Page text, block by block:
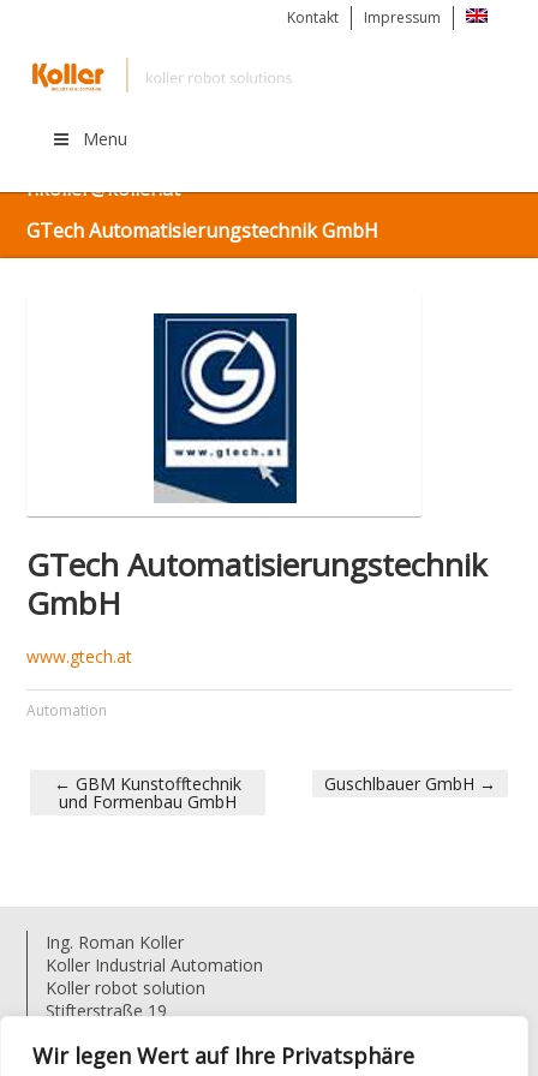
Wir legen Wert auf Ihre Privatsphäre
Impressum
Kontakt
Menu
r.koller@koller.at
GTech Automatisierungstechnik GmbH
GTech Automatisierungstechnik
GmbH
www.gtech.at
Automation
PORTFOLIO NAVIGATION
← GBM Kunstofftechnik
und Formenbau GmbH
Guschlbauer GmbH →
Ing. Roman Koller
Koller Industrial Automation
Koller robot solution
Stifterstraße 19
Austria